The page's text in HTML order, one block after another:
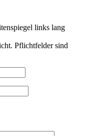
links lang
Pflichtfelder sind